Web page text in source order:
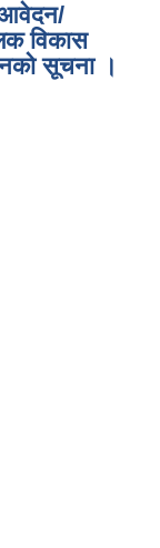
आवेदन/
विकास
सूचना ।